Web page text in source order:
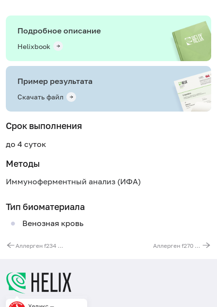
Подробное описание
Helixbook
Пример результата
Скачать файл
Срок выполнения
до 4 суток
Методы
Иммуноферментный анализ (ИФА)
Тип биоматериала
Венозная кровь
Аллерген f234 - ваниль, IgE Аллерген f270 - имбирь, IgE